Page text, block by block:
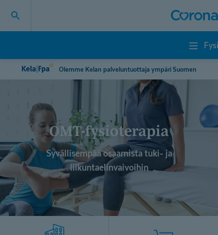
Olemme Kelan palveluntuottaja ympäri Suomen
OMT-fysio­terapia
Syvällisempää osaamista tuki- ja
liikuntaelinvaivoihin